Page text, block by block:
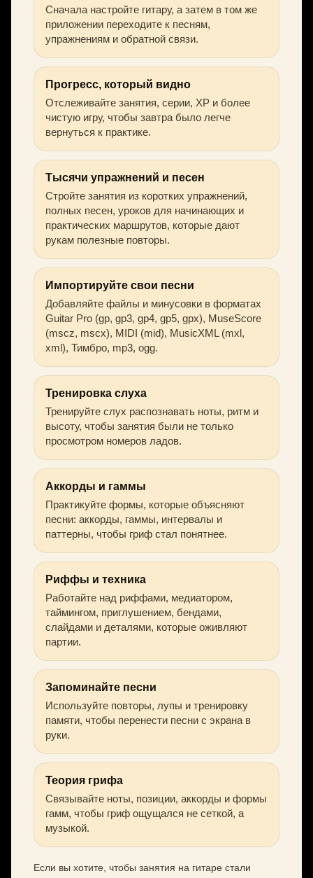
Сначала настройте гитару, а затем в том же
приложении переходите к песням,
упражнениям и обратной связи.
Прогресс, который видно
Отслеживайте занятия, серии, XP и более
чистую игру, чтобы завтра было легче
вернуться к практике.
Тысячи упражнений и песен
Стройте занятия из коротких упражнений,
полных песен, уроков для начинающих и
практических маршрутов, которые дают
рукам полезные повторы.
Импортируйте свои песни
Добавляйте файлы и минусовки в форматах
Guitar Pro (gp, gp3, gp4, gp5, gpx), MuseScore
(mscz, mscx), MIDI (mid), MusicXML (mxl,
xml), Тимбро, mp3, ogg.
Тренировка слуха
Тренируйте слух распознавать ноты, ритм и
высоту, чтобы занятия были не только
просмотром номеров ладов.
Аккорды и гаммы
Практикуйте формы, которые объясняют
песни: аккорды, гаммы, интервалы и
паттерны, чтобы гриф стал понятнее.
Риффы и техника
Работайте над риффами, медиатором,
таймингом, приглушением, бендами,
слайдами и деталями, которые оживляют
партии.
Запоминайте песни
Используйте повторы, лупы и тренировку
памяти, чтобы перенести песни с экрана в
руки.
Теория грифа
Связывайте ноты, позиции, аккорды и формы
гамм, чтобы гриф ощущался не сеткой, а
музыкой.
Если вы хотите, чтобы занятия на гитаре стали